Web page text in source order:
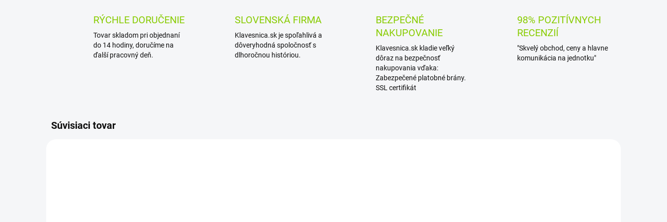
RÝCHLE DORUČENIE
Tovar skladom pri objednaní
do 14 hodiny, doručíme na
ďalší pracovný deň.
SLOVENSKÁ FIRMA
Klavesnica.sk je spoľahlivá a
dôveryhodná spoločnosť s
dlhoročnou históriou.
BEZPEČNÉ
NAKUPOVANIE
Klavesnica.sk kladie veľký
dôraz na bezpečnosť
nakupovania vďaka:
Zabezpečené platobné brány.
SSL certifikát
98% POZITÍVNYCH
RECENZIÍ
"Skvelý obchod, ceny a hlavne
komunikácia na jednotku"
Súvisiaci tovar